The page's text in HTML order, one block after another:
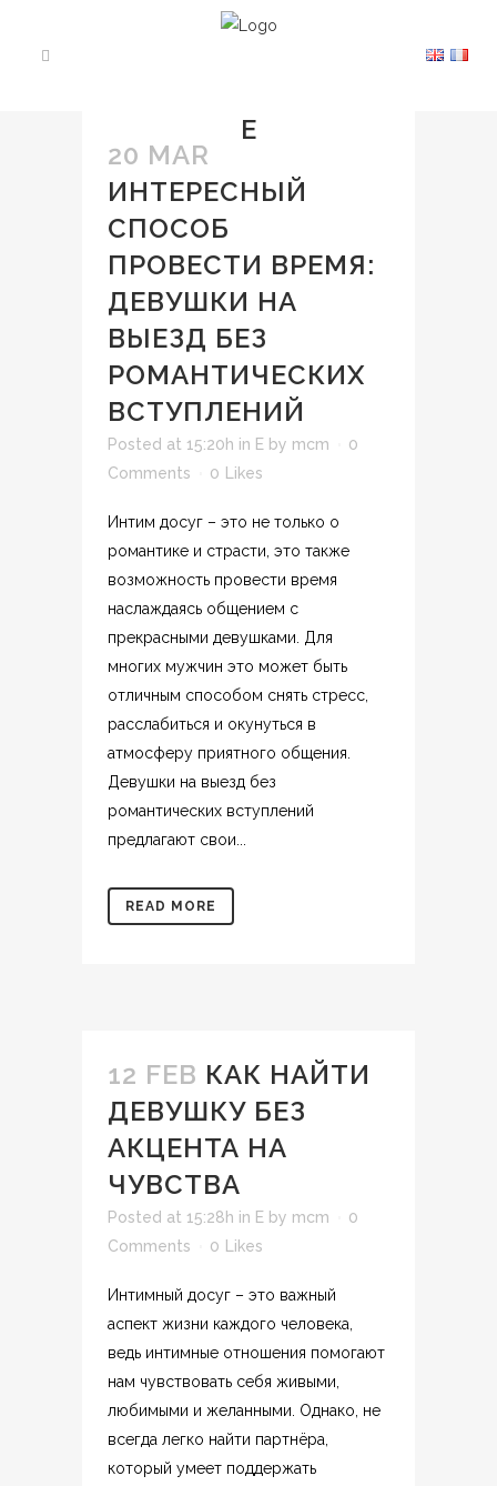
E
20 MAR
ИНТЕРЕСНЫЙ
СПОСОБ
ПРОВЕСТИ ВРЕМЯ:
ДЕВУШКИ НА
ВЫЕЗД БЕЗ
РОМАНТИЧЕСКИХ
ВСТУПЛЕНИЙ
Posted at 15:20h in E by mcm
0
Comments
0 Likes
Интим досуг – это не только о
романтике и страсти, это также
возможность провести время
наслаждаясь общением с
прекрасными девушками. Для
многих мужчин это может быть
отличным способом снять стресс,
расслабиться и окунуться в
атмосферу приятного общения.
Девушки на выезд без
романтических вступлений
предлагают свои...
READ MORE
12 FEB КАК НАЙТИ
ДЕВУШКУ БЕЗ
АКЦЕНТА НА
ЧУВСТВА
Posted at 15:28h in E by mcm
0
Comments
0 Likes
Интимный досуг – это важный
аспект жизни каждого человека,
ведь интимные отношения помогают
нам чувствовать себя живыми,
любимыми и желанными. Однако, не
всегда легко найти партнёра,
который умеет поддержать